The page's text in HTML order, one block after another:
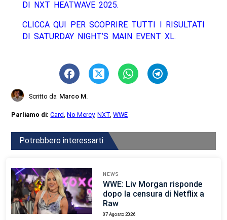
DI NXT HEATWAVE 2025.
CLICCA QUI PER SCOPRIRE TUTTI I RISULTATI
DI SATURDAY NIGHT’S MAIN EVENT XL.
Scritto da Marco M.
Parliamo di:Card,No Mercy,NXT,WWE
Potrebbero interessarti
NEWS
WWE: Liv Morgan risponde
dopo la censura di Netflix a
Raw
07 Agosto 2026